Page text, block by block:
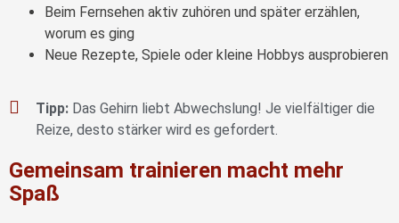
Beim Fernsehen aktiv zuhören und später erzählen,
worum es ging
Neue Rezepte, Spiele oder kleine Hobbys ausprobieren
Tipp: Das Gehirn liebt Abwechslung! Je vielfältiger die
Reize, desto stärker wird es gefordert.
Gemeinsam trainieren macht mehr
Spaß